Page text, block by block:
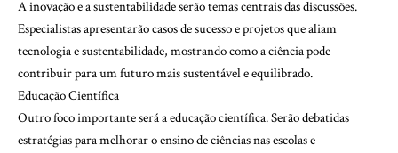
A inovação e a sustentabilidade serão temas centrais das discussões.
Especialistas apresentarão casos de sucesso e projetos que aliam
tecnologia e sustentabilidade, mostrando como a ciência pode
contribuir para um futuro mais sustentável e equilibrado.
Educação Científica
Outro foco importante será a educação científica. Serão debatidas
estratégias para melhorar o ensino de ciências nas escolas e